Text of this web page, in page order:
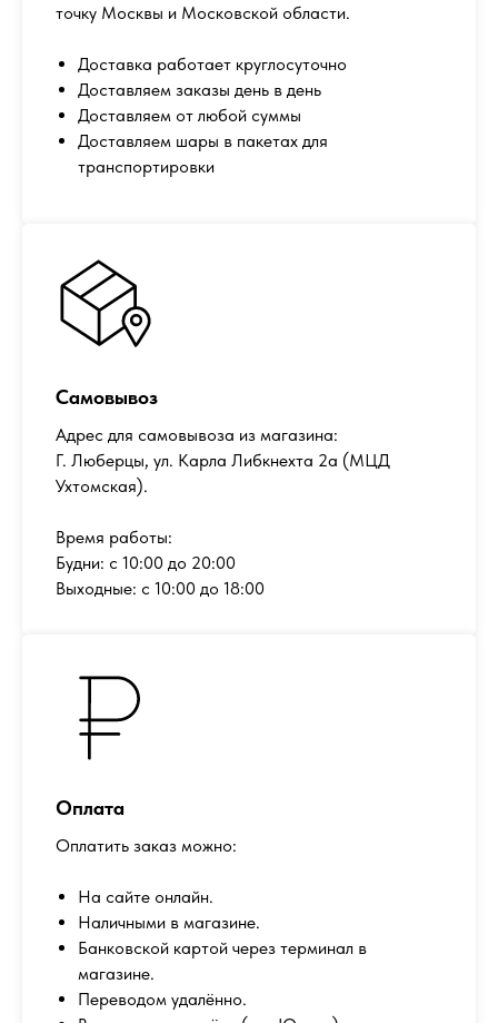
точку Москвы и Московской области.
Доставка работает круглосуточно
Доставляем заказы день в день
Доставляем от любой суммы
Доставляем шары в пакетах для
транспортировки
Самовывоз
Адрес для самовывоза из магазина:
Г. Люберцы, ул. Карла Либкнехта 2а (МЦД
Ухтомская).
Время работы:
Будни: с 10:00 до 20:00
Выходные: с 10:00 до 18:00
Оплата
Оплатить заказ можно:
На сайте онлайн.
Наличными в магазине.
Банковской картой через терминал в
магазине.
Переводом удалённо.